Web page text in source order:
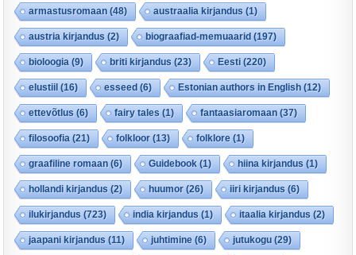
armastusromaan (48) austraalia kirjandus (1)
austria kirjandus (2) biograafiad-memuaarid (197)
bioloogia (9) briti kirjandus (23) Eesti (220)
elustiil (16) esseed (6) Estonian authors in English (12)
ettevõtlus (6) fairy tales (1) fantaasiaromaan (37)
filosoofia (21) folkloor (13) folklore (1)
graafiline romaan (6) Guidebook (1) hiina kirjandus (1)
hollandi kirjandus (2) huumor (26) iiri kirjandus (6)
ilukirjandus (723) india kirjandus (1) itaalia kirjandus (2)
jaapani kirjandus (11) juhtimine (6) jutukogu (29)